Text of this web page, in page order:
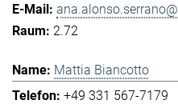
2.72
Mattia Biancotto
+49 331 567-7179